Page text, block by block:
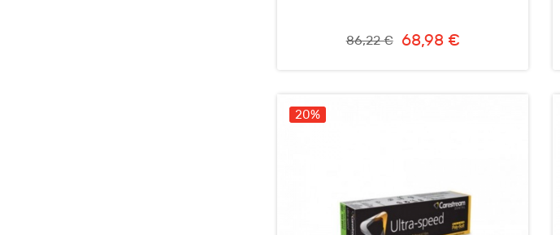
86,22 € 68,98 €
20%